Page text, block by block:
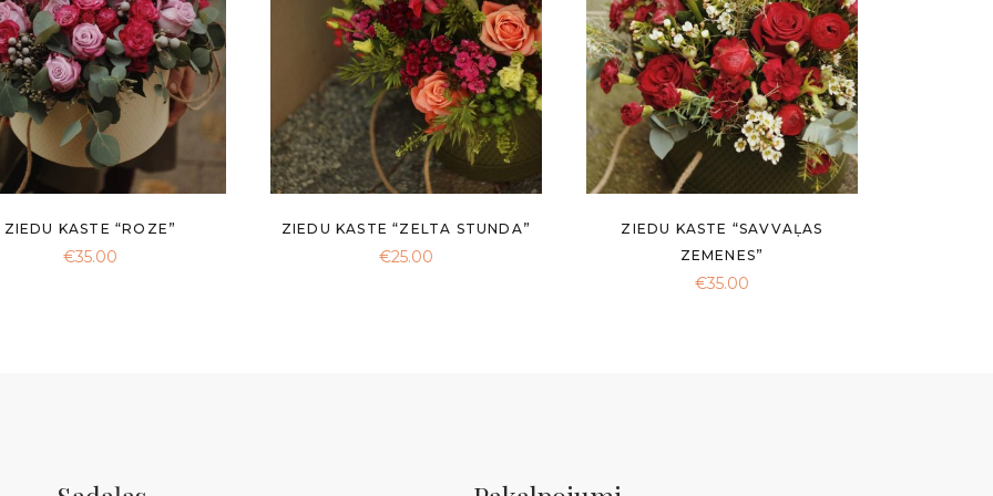
ZIEDU KASTE “ROZE”
€35.00
ZIEDU KASTE “ZELTA STUNDA”
€25.00
ZIEDU KASTE “SAVVAĻAS
ZEMENES”
€35.00